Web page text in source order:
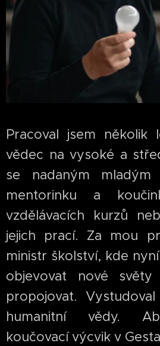
Pracoval jsem několik
vědec na vysoké a
se nadaným
mentorinku a
vzdělávacích kurzů
jejich prací. Za mou
ministr školství, kde
objevovat nové
propojovat.
humanitní vědy.
koučovací výcvik v